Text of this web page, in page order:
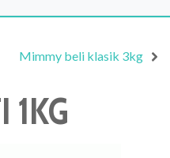
Mimmy beli klasik 3kg